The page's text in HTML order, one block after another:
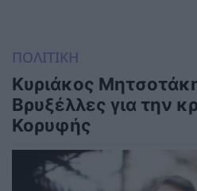
ΠΟΛΙΤΙΚΗ
Κυριάκος
Βρυξέλλες για την
Κορυφής